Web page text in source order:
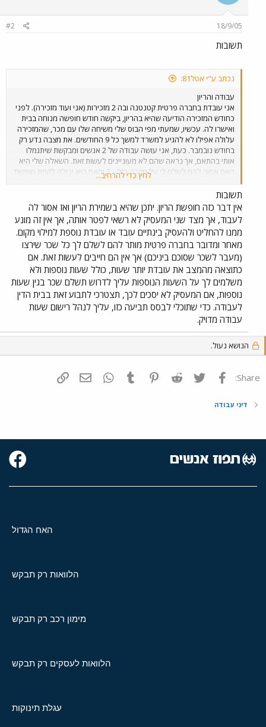
18/9/05
#2
תשובות
נכתב ע"י אטל81:
עבודה והריון
אני עובדת בחברה פרטית קטנטנה ובה 2 מזכירות (אני ועוד מזכירה). לפני
כחודש המזכירה הודיעה שהיא בהריון, ביקשה חודש חופשה מנוחה בבית
ואישרו לה. עכשיו, שמעתי מפי הבוס שלי משיחה שלו עם מכר, שהמזכירה
עלולה אפילו לא להגיע למשרד למשך כל 9 החודשים. את מצבה נדע רק
בחודש נובמבר. כעת, אני עושה עבודה של 2 אנשים ומבקשת שיתגמלו
אותי בהתאם, אך נראה שהם לא מעוניינים לעשות זאת. השאלה שלי היא
האם אסור להם לשלם לי על מקרה כזה....? והאם היא יכולה לקחת חופשת
לחץ כדי להרחיב...
תשובות
אין דבר כזה חופשת הריון. יתכן שהיא בשמירת הריון ואז אסור לה
לעבוד, אך מצד שני המעסיק לא רשאי לפטר אותה, אך אין זה מונע
ממנו להחליט ולהעסיק בינתיים עובד או עובדת נוספת למילוי מקום.
מאחר ומדובר בחברה פרטית מותר להם לשלם לך כל שכר שירצו
(מעבר לשכר שסוכם ביניכם) אך אין הם חייבים לעשות זאת. אם
כתוצאה מהמצב את עובדת יותר שעות, כולל שעות נוספות ולא
משלמים לך על השעות הנוספות עליך לדרוש תשלם שכר בגין שעות
נוספות, אם המעסיק לא יסכים לכך, תצטרכי לתבוע זאת בבית הדין
לעבודה. כדי שתוכלי לבסס תביעה כזו, עליך לנהל רישום שעות
עבודה מדויק.
הנושא נעול.
Share: פייסבוק Twitter
Reddit
Pinterest
Tumblr
WhatsAppדואר אלקטרוני
דיני עבודה
האח הגדול
הלוואות רק תבקש
מימון רכב רק תבקש
הלוואות לעסקים רק תבקש
עגלת תינוקות